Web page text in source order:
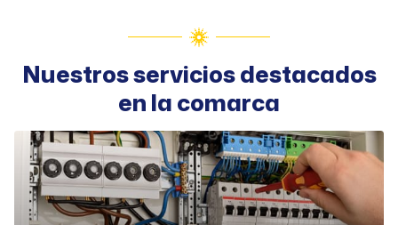
Nuestros servicios destacados
en la comarca